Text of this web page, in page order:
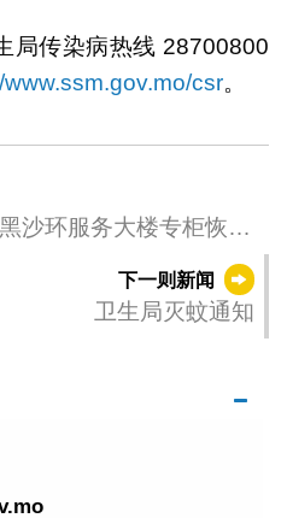
局传染病热线 28700800
www.ssm.gov.mo/csr。
沙环服务大楼专柜恢复
下一则新闻
卫生局灭蚊通知